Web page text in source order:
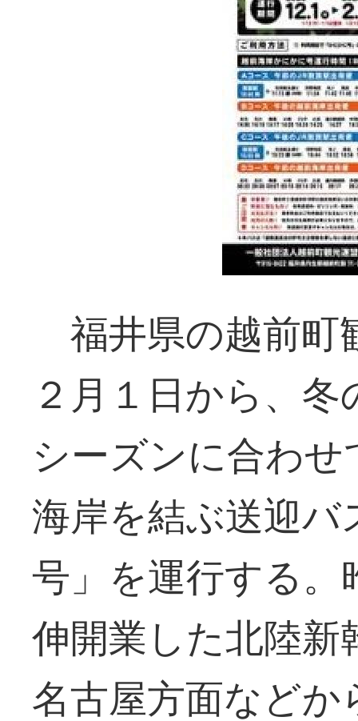
福井県の越前町
２月１日から、
シーズンに合わ
海岸を結ぶ送迎
号」を運行する
伸開業した北陸
名古屋方面など